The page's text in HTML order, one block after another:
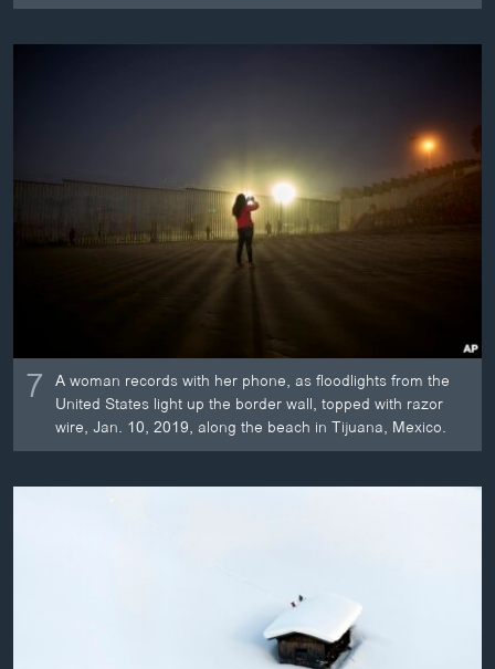
7 A woman records with her phone, as floodlights from the
United States light up the border wall, topped with razor
wire, Jan. 10, 2019, along the beach in Tijuana, Mexico.